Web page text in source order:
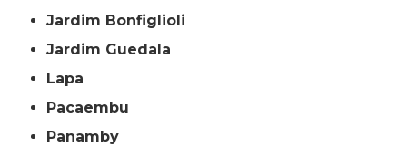
Jardim Bonfiglioli
Jardim Guedala
Lapa
Pacaembu
Panamby